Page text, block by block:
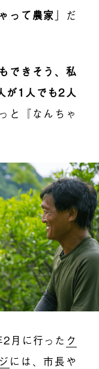
って農家 」 だ
できそう、私
が1人でも2人
と『なんちゃ
月に行った ク
には、市長や